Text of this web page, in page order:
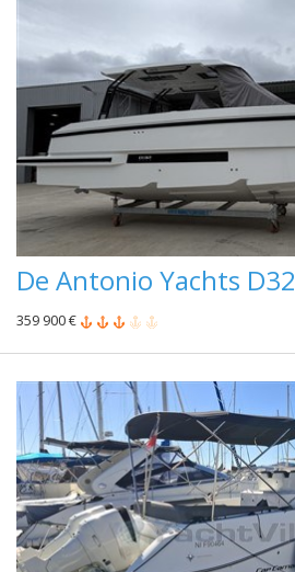
De Antonio Yachts D32
359 900 €